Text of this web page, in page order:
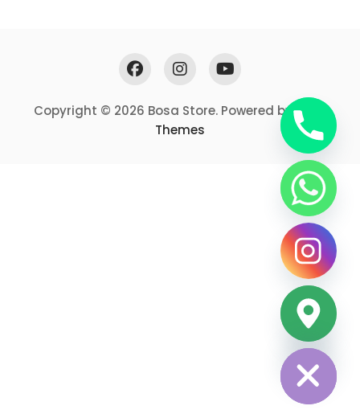
Copyright © 2026 Bosa Store. Powered byBosa
Themes
Hide chaty